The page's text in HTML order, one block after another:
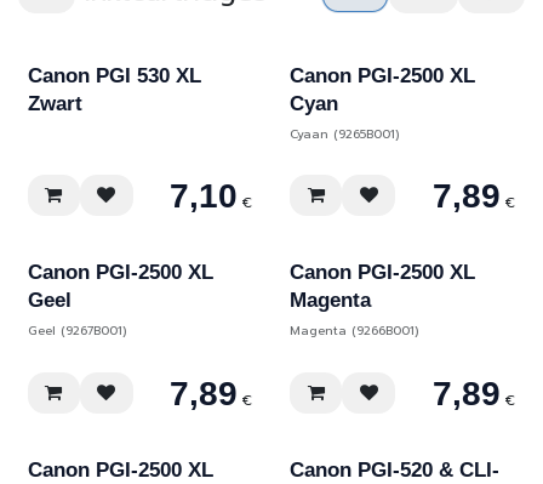
Canon PGI 530 XL
Zwart
7,10 €
Canon PGI-2500 XL
Cyan
Cyaan (9265B001)
7,89 €
Canon PGI-2500 XL
Geel
Geel (9267B001)
7,89 €
Canon PGI-2500 XL
Magenta
Magenta (9266B001)
7,89 €
Canon PGI-2500 XL
Canon PGI-520 & CLI-